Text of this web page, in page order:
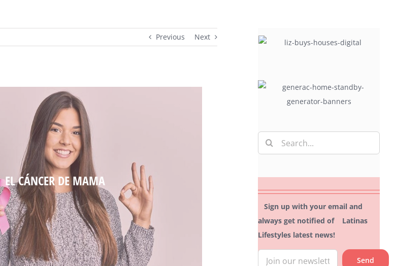
Previous Next
EL CÁNCER DE MAMA
Search
for:
Sign up with your email and
always get notified of Latinas
Lifestyles latest news!